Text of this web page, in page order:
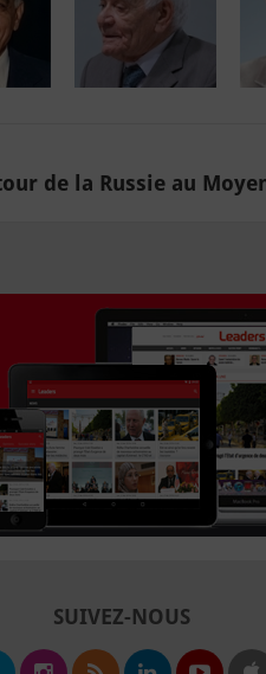
de la Russie au
SUIVEZ-NOUS